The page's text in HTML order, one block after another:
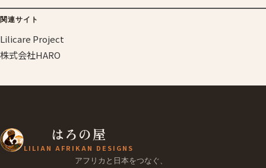
関連サイト
Lilicare Project
株式会社HARO
はろの屋
LILIAN AFRIKAN DESIGNS
アフリカと日本をつなぐ、